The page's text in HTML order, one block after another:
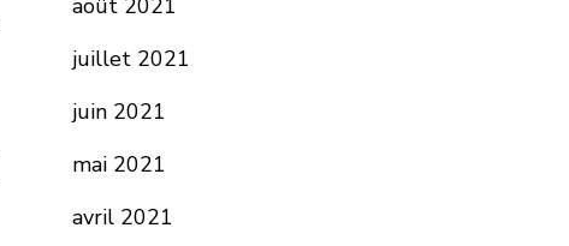
août 2021
juillet 2021
juin 2021
mai 2021
avril 2021